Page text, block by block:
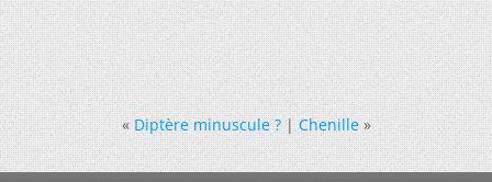
« Diptère minuscule ?|Chenille »